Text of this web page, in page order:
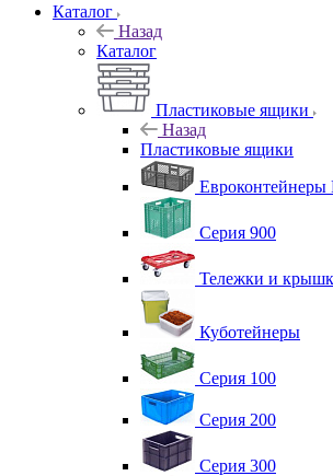
Каталог
Назад
Каталог
Пластиковые ящики
Назад
Пластиковые ящики
Евроконтейнеры
Серия 900
Тележки и
Куботейнеры
Серия 100
Серия 200
Серия 300